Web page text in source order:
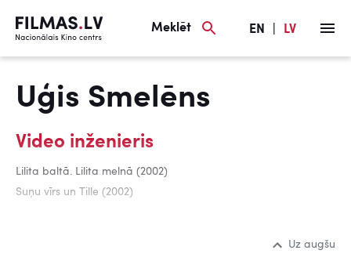
Meklēt EN LV
Uģis Smelēns
Video inženieris
Lilita baltā. Lilita melnā (2002)
Suņu vīrs un Tille (2002)
Uz augšu